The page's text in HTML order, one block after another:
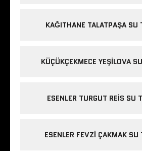
KAĞITHANE TALATPAŞA SU
KÜÇÜKÇEKMECE YEŞILOVA
ESENLER TURGUT REIS SU
ESENLER FEVZI ÇAKMAK SU